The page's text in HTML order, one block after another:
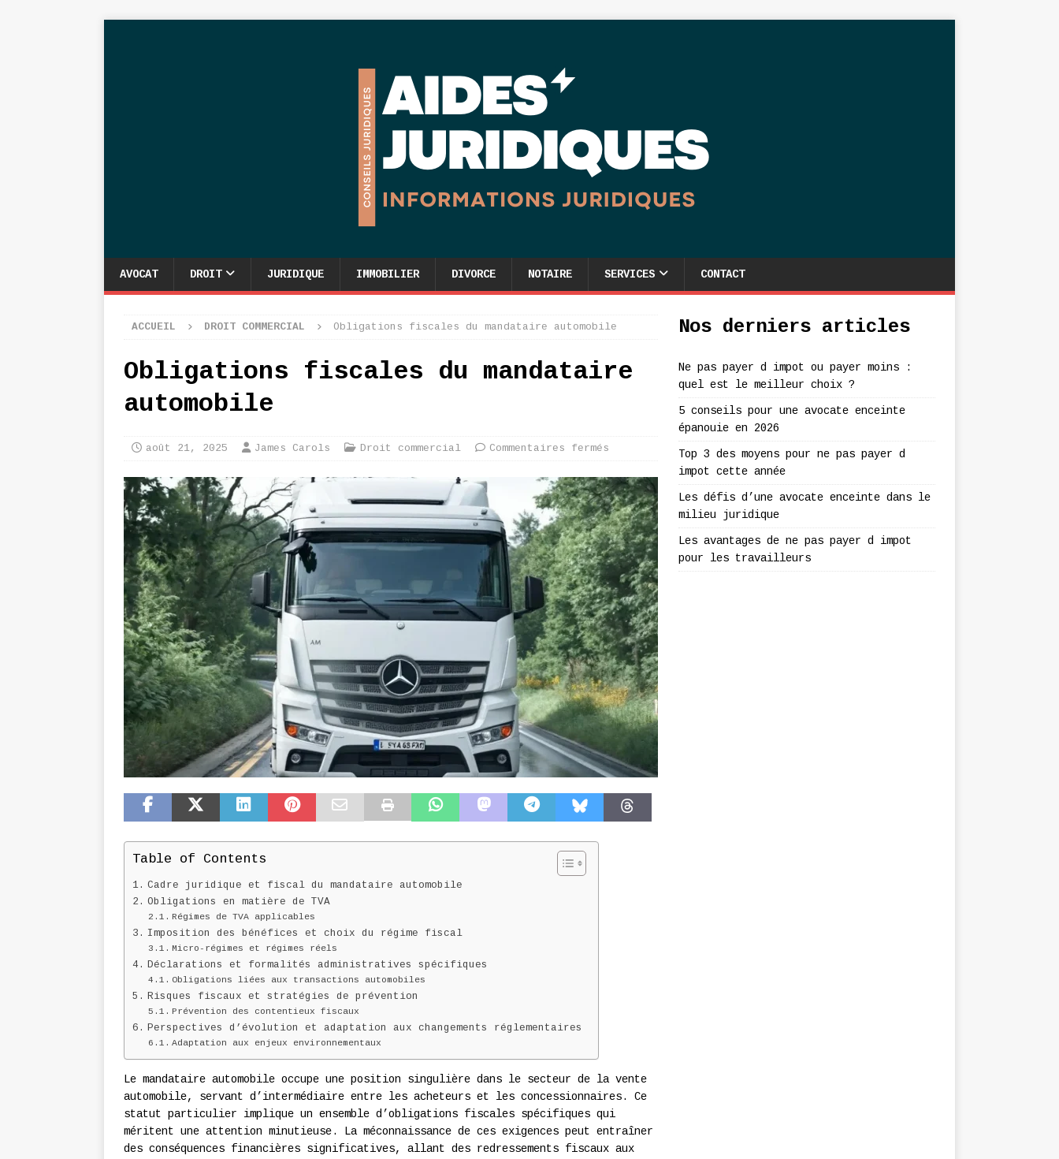
AVOCAT DROIT JURIDIQUE IMMOBILIER DIVORCE NOTAIRE SERVICES CONTACT
ACCUEIL DROIT COMMERCIAL Obligations fiscales du mandataire automobile
Obligations fiscales du mandataire
automobile
août 21, 2025 James Carols Droit commercial Commentaires fermés
Table of Contents
Cadre juridique et fiscal du mandataire automobile
Obligations en matière de TVA
Régimes de TVA applicables
Imposition des bénéfices et choix du régime fiscal
Micro-régimes et régimes réels
Déclarations et formalités administratives spécifiques
Obligations liées aux transactions automobiles
Risques fiscaux et stratégies de prévention
Prévention des contentieux fiscaux
Perspectives d’évolution et adaptation aux changements réglementaires
Adaptation aux enjeux environnementaux
Le mandataire automobile occupe une position singulière dans le secteur de la vente
automobile, servant d’intermédiaire entre les acheteurs et les concessionnaires. Ce
statut particulier implique un ensemble d’obligations fiscales spécifiques qui
méritent une attention minutieuse. La méconnaissance de ces exigences peut entraîner
des conséquences financières significatives, allant des redressements fiscaux aux
Nos derniers articles
Ne pas payer d impot ou payer moins :
quel est le meilleur choix ?
5 conseils pour une avocate enceinte
épanouie en 2026
Top 3 des moyens pour ne pas payer d
impot cette année
Les défis d’une avocate enceinte dans le
milieu juridique
Les avantages de ne pas payer d impot
pour les travailleurs